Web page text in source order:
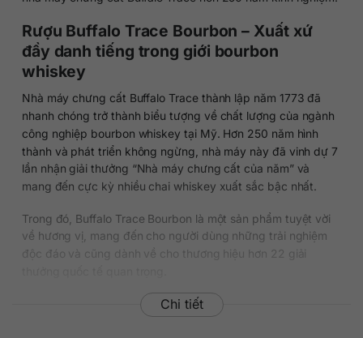
Rượu Buffalo Trace Bourbon – Xuất xứ
đầy danh tiếng trong giới bourbon
whiskey
Nhà máy chưng cất Buffalo Trace thành lập năm 1773 đã
nhanh chóng trở thành biểu tượng về chất lượng của ngành
công nghiệp bourbon whiskey tại Mỹ. Hơn 250 năm hình
thành và phát triển không ngừng, nhà máy này đã vinh dự 7
lần nhận giải thưởng “Nhà máy chưng cất của năm” và
mang đến cực kỳ nhiều chai whiskey xuất sắc bậc nhất.
Trong đó, Buffalo Trace Bourbon là một sản phẩm tuyệt vời
về hương vị, mang đến cho người dùng những trải nghiệm
độc đáo và cũng dành về cho thương hiệu hơn 22 giải
Giải thưởng nổi bậtChi tiết